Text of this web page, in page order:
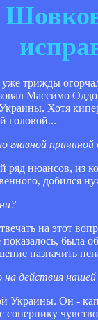
трижды
Массимо
Хотя
головой...
главной
ряд нюансов, из
добился
на этот
назначить
действия
Он -